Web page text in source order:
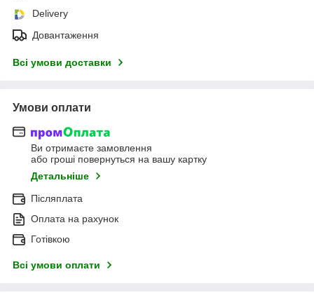
Delivery
Довантаження
Всі умови доставки
Умови оплати
Ви отримаєте замовлення
або гроші повернуться на вашу картку
Детальніше
Післяплата
Оплата на рахунок
Готівкою
Всі умови оплати